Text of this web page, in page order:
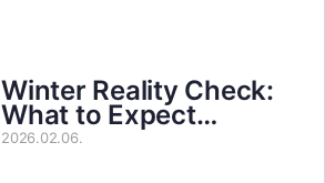
Winter Reality Check:
What to Expect…
2026.02.06.